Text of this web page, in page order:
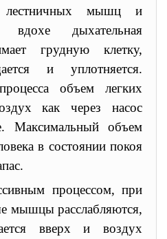
лестничных мышц и
дыхательная
грудную клетку,
и уплотняется.
объем легких
как через насос
Максимальный объем
в состоянии покоя
процессом, при
мышцы расслабляются,
вверх и воздух